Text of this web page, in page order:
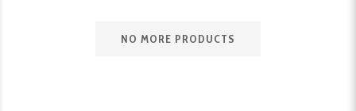
NO MORE PRODUCTS